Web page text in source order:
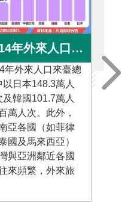
誰最常來臺灣？114年外來人口來臺人次Top 10大公開
年外來人口來臺總
日本148.3萬人
韓國101.7萬人
萬人次。此外，
亞各國（如菲律
國及馬來西亞）
與亞洲鄰近各國
來頻繁，外來旅
內